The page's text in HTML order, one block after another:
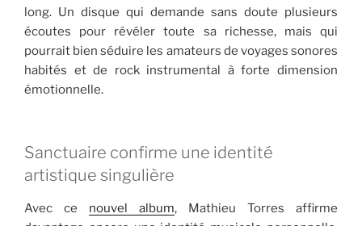
long. Un disque qui demande sans doute plusieurs
écoutes pour révéler toute sa richesse, mais qui
pourrait bien séduire les amateurs de voyages sonores
habités et de rock instrumental à forte dimension
émotionnelle.
Sanctuaire confirme une identité
artistique singulière
Avec ce nouvel album, Mathieu Torres affirme